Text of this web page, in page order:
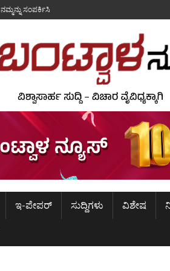
ನಮ್ಮನ್ನು ಸಂಪರ್ಕಿಸಿ
ಇ-ಪೇಪರ್ ಸುದ್ದಿಗಳು ವಿಶೇಷ